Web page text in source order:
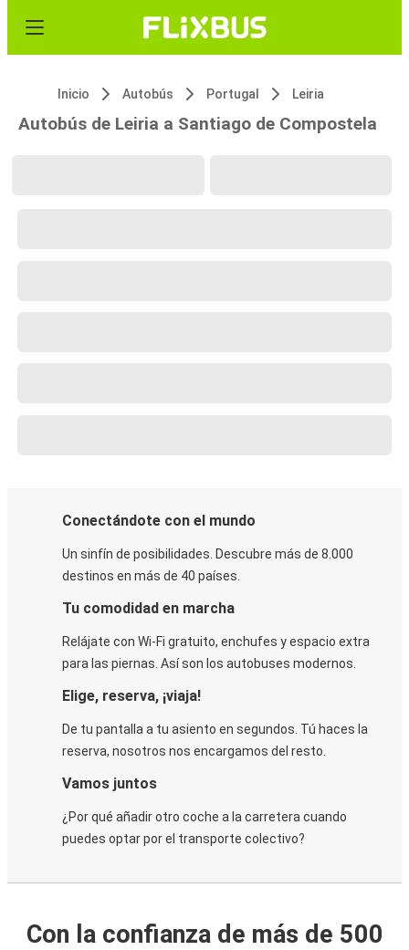
Inicio Autobús Portugal Leiria
Autobús de Leiria a Santiago de Compostela
Conectándote con el mundo
Un sinfín de posibilidades. Descubre más de 8.000
destinos en más de 40 países.
Tu comodidad en marcha
Relájate con Wi-Fi gratuito, enchufes y espacio extra
para las piernas. Así son los autobuses modernos.
Elige, reserva, ¡viaja!
De tu pantalla a tu asiento en segundos. Tú haces la
reserva, nosotros nos encargamos del resto.
Vamos juntos
¿Por qué añadir otro coche a la carretera cuando
puedes optar por el transporte colectivo?
Con la confianza de más de 500